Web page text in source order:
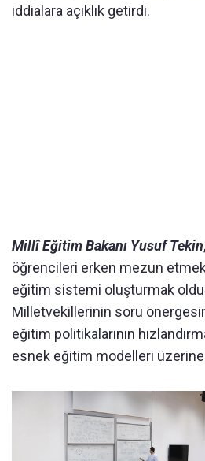
iddialara açıklık getirdi.
Millî Eğitim Bakanı Yusuf Tekin
öğrencileri erken mezun
eğitim sistemi oluşturmak
Milletvekillerinin soru
eğitim politikalarının
esnek eğitim modelleri